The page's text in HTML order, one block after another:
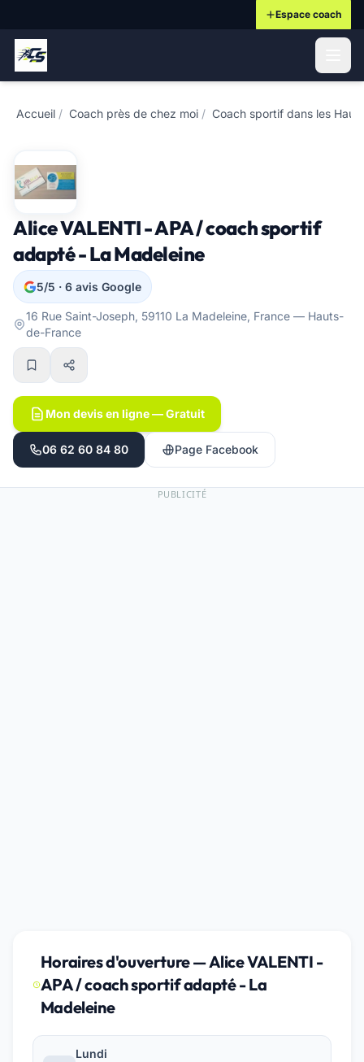
Espace coach
Accueil / Coach près de chez moi / Coach sportif dans les
Alice VALENTI - APA / coach sportif
adapté - La Madeleine
5/5 · 6 avis Google
16 Rue Saint-Joseph, 59110 La Madeleine, France — Hauts-
de-France
Mon devis en ligne — Gratuit
06 62 60 84 80 Page Facebook
PUBLICITÉ
Horaires d'ouverture — Alice VALENTI -
APA / coach sportif adapté - La
Madeleine
Lundi